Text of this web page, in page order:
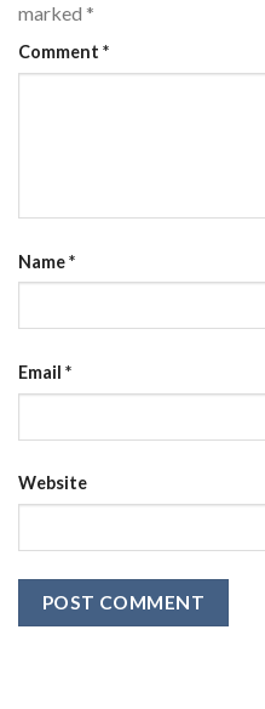
marked *
Comment *
Name*
Email *
Website